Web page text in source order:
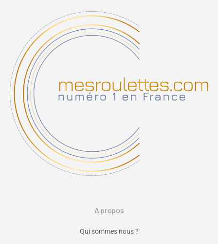
A propos
Qui sommes nous ?